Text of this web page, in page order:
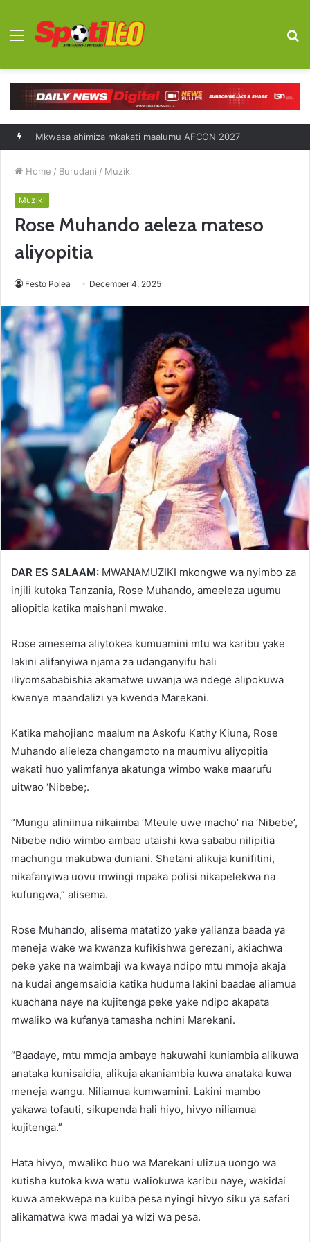
Menu
Diego Forlan kocha mpya Uruguay
Home / Burudani / Muziki
Muziki
Rose Muhando aeleza mateso
aliyopitia
Festo Polea December 4, 2025
DAR ES SALAAM: MWANAMUZIKI mkongwe wa nyimbo za
injili kutoka Tanzania, Rose Muhando, ameeleza ugumu
aliopitia katika maishani mwake.
Rose amesema aliytokea kumuamini mtu wa karibu yake
lakini alifanyiwa njama za udanganyifu hali
iliyomsababishia akamatwe uwanja wa ndege alipokuwa
kwenye maandalizi ya kwenda Marekani.
Katika mahojiano maalum na Askofu Kathy Kiuna, Rose
Muhando alieleza changamoto na maumivu aliyopitia
wakati huo yalimfanya akatunga wimbo wake maarufu
uitwao ‘Nibebe;.
“Mungu aliniinua nikaimba ‘Mteule uwe macho’ na ‘Nibebe’,
Nibebe ndio wimbo ambao utaishi kwa sababu nilipitia
machungu makubwa duniani. Shetani alikuja kunifitini,
nikafanyiwa uovu mwingi mpaka polisi nikapelekwa na
kufungwa,” alisema.
Rose Muhando, alisema matatizo yake yalianza baada ya
meneja wake wa kwanza kufikishwa gerezani, akiachwa
peke yake na waimbaji wa kwaya ndipo mtu mmoja akaja
na kudai angemsaidia katika huduma lakini baadae aliamua
kuachana naye na kujitenga peke yake ndipo akapata
mwaliko wa kufanya tamasha nchini Marekani.
“Baadaye, mtu mmoja ambaye hakuwahi kuniambia alikuwa
anataka kunisaidia, alikuja akaniambia kuwa anataka kuwa
meneja wangu. Niliamua kumwamini. Lakini mambo
yakawa tofauti, sikupenda hali hiyo, hivyo niliamua
kujitenga.”
Hata hivyo, mwaliko huo wa Marekani ulizua uongo wa
kutisha kutoka kwa watu waliokuwa karibu naye, wakidai
kuwa amekwepa na kuiba pesa nyingi hivyo siku ya safari
alikamatwa kwa madai ya wizi wa pesa.